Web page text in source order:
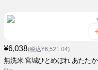
¥6,038(税込¥6,521.04)
無洗米 宮城ひとめぼれ あたたか